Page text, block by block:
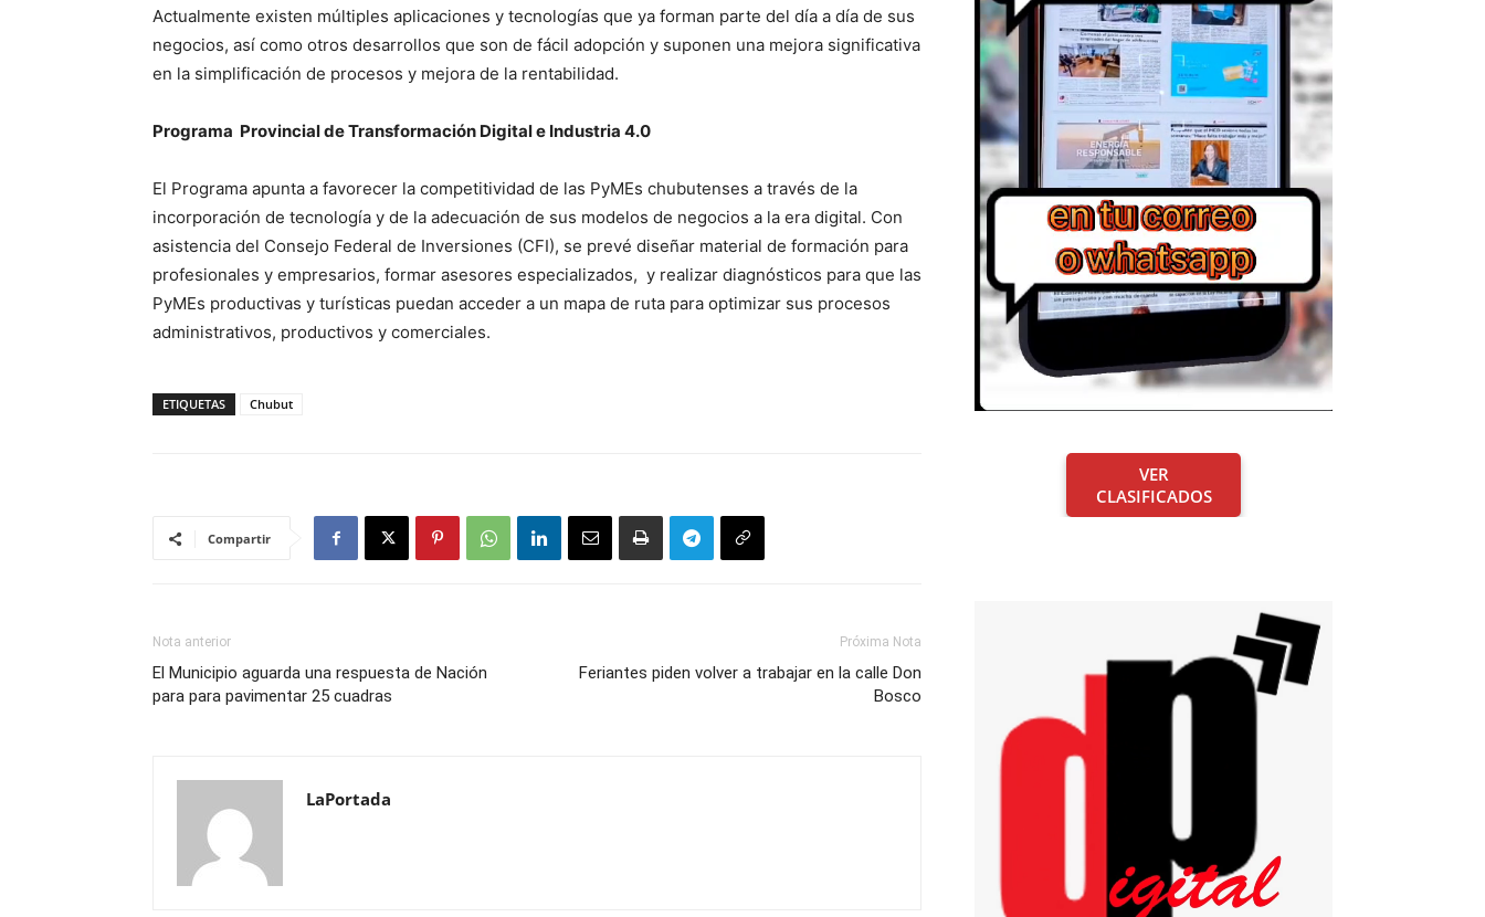
Actualmente existen múltiples aplicaciones y tecnologías que ya forman parte del día a día de sus
negocios, así como otros desarrollos que son de fácil adopción y suponen una mejora significativa
en la simplificación de procesos y mejora de la rentabilidad.
Programa Provincial de Transformación Digital e Industria 4.0
El Programa apunta a favorecer la competitividad de las PyMEs chubutenses a través de la
incorporación de tecnología y de la adecuación de sus modelos de negocios a la era digital. Con
asistencia del Consejo Federal de Inversiones (CFI), se prevé diseñar material de formación para
profesionales y empresarios, formar asesores especializados, y realizar diagnósticos para que las
PyMEs productivas y turísticas puedan acceder a un mapa de ruta para optimizar sus procesos
administrativos, productivos y comerciales.
ETIQUETAS Chubut
Compartir
Nota anterior
El Municipio aguarda una respuesta de Nación
para para pavimentar 25 cuadras
Próxima Nota
Feriantes piden volver a trabajar en la calle Don
Bosco
LaPortada
VER
CLASIFICADOS